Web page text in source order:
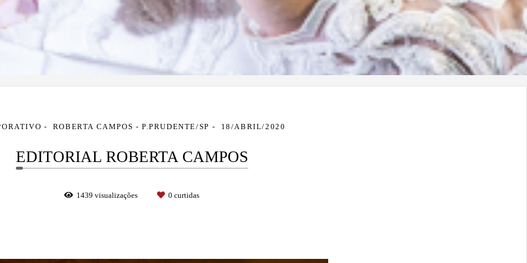
ROBERTA CAMPOS - P.PRUDENTE/SP 18/ABRIL/2020
EDITORIAL ROBERTA CAMPOS
1439 visualizações 0 curtidas